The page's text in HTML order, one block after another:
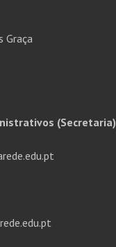
Graça
(Secretaria)